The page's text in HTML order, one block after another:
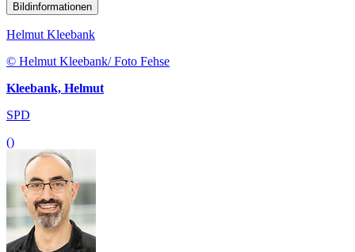
Bildinformationen
Helmut Kleebank
© Helmut Kleebank/ Foto Fehse
Kleebank, Helmut
SPD
()